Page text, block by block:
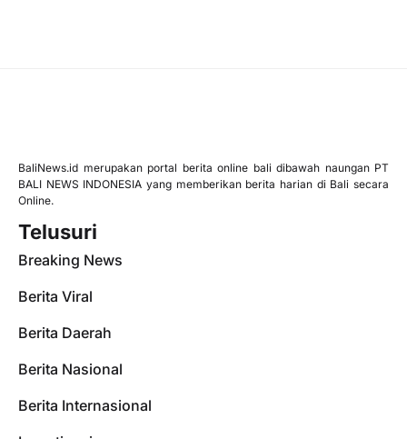
BaliNews.id merupakan portal berita online bali dibawah naungan PT
BALI NEWS INDONESIA yang memberikan berita harian di Bali secara
Online.
Telusuri
Breaking News
Berita Viral
Berita Daerah
Berita Nasional
Berita Internasional